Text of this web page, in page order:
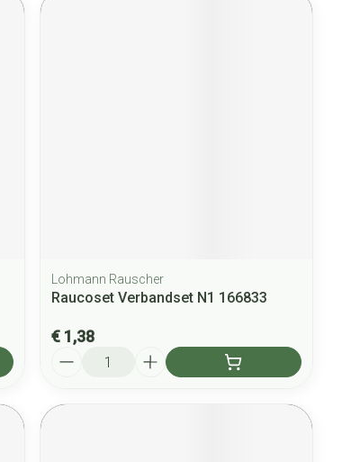
Lohmann Rauscher
Raucoset Verbandset N1 166833
€ 1,38